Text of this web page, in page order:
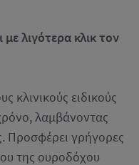
λιγότερα κλικ τον
κλινικούς ειδικούς
λαμβάνοντας
Προσφέρει γρήγορες
της ουροδόχου